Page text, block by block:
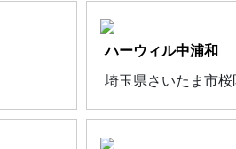
ハーウィル中浦和
埼玉県さいたま市